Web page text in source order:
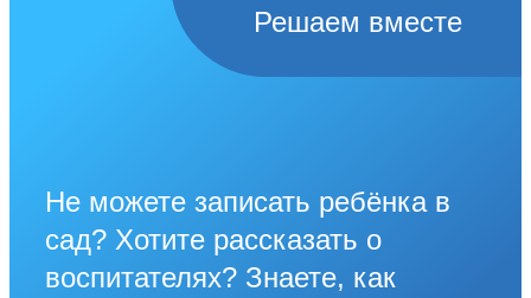
Решаем вместе
Не можете записать ребёнка в
сад? Хотите рассказать о
воспитателях? Знаете, как